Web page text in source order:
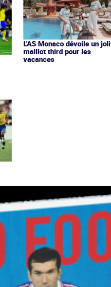
L'AS Monaco dévoile un joli
maillot third pour les
vacances